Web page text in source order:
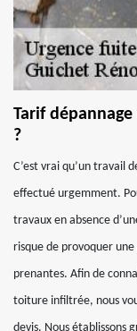
Tarif
?
C’est vrai qu’un travail
effectué urgemment.
travaux en absence
risque de provoquer
prenantes. Afin de
toiture infiltrée, nous
devis. Nous établissons